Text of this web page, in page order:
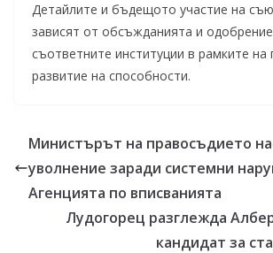
Детайлите и бъдещото участие на
зависят от обсъжданията и
съответните институции в рамките на
развитие на способности.
Министърът на правосъдието
уволнение заради системни
Агенцията по вписванията
Лудогорец разглежда
кандидат за